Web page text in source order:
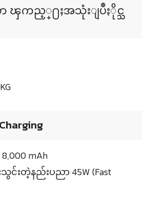
ၾကည့္႐ႈအသုံးျပဳႏိုင္သ
mAh
သွင်းတဲ့နည်းပညာ 45W (Fast